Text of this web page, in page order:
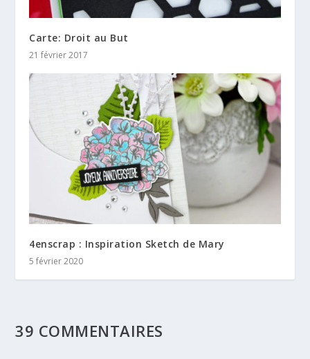
Carte: Droit au But
21 février 2017
4enscrap : Inspiration Sketch de Mary
5 février 2020
39 COMMENTAIRES